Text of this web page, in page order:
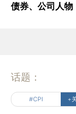
债券、公司人物
话题：
#CPI +